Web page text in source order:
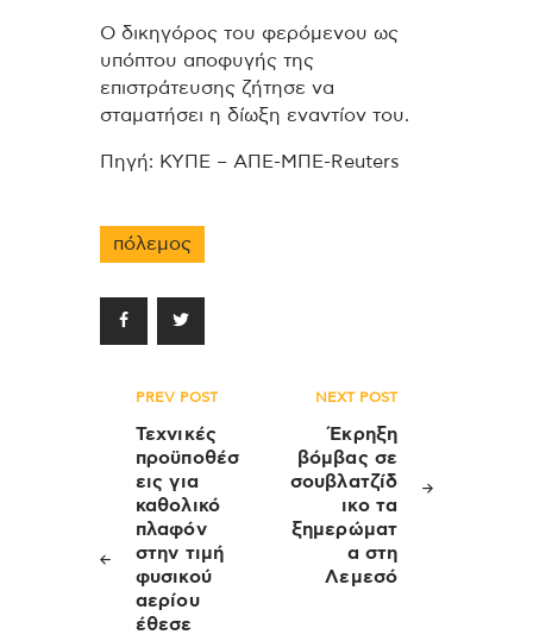
Ο δικηγόρος του φερόμενου ως
υπόπτου αποφυγής της
επιστράτευσης ζήτησε να
σταματήσει η δίωξη εναντίον του.
Πηγή: ΚΥΠΕ – ΑΠΕ-ΜΠΕ-Reuters
πόλεμος
Πλοήγηση
άρθρων
PREV POST
Τεχνικές
προϋποθέσ
εις για
καθολικό
πλαφόν
στην τιμή
φυσικού
αερίου
έθεσε
NEXT POST
Έκρηξη
βόμβας σε
σουβλατζίδ
ικο τα
ξημερώματ
α στη
Λεμεσό